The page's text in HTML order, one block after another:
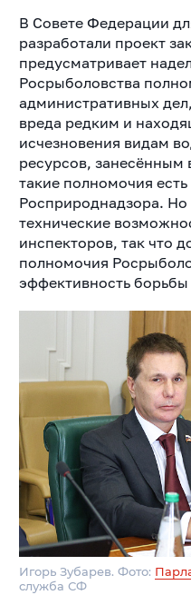
В Совете Федерации
разработали проект
предусматривает
Росрыболовства
административных
вреда редким и
исчезновения видам
ресурсов, занесённым
такие полномочия
Росприроднадзора.
технические
инспекторов, так что
полномочия
эффективность
Игорь Зубарев. Фото:
служба СФ